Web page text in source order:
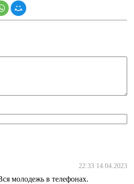
22:33 14.04.2023
молодежь в телефонах.